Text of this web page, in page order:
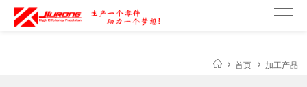
光、侧发光有什么区别 琛芯LED工业照明产品：独特陶瓷散热
首页 加工产品